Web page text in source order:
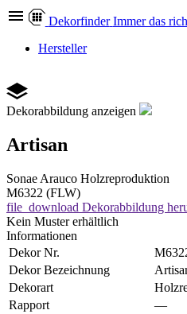
Dekorfinder Immer das
Hersteller
Dekorabbildung anzeigen
Artisan
Sonae Arauco Holzreproduktion
M6322 (FLW)
file_download Dekorabbildung
Kein Muster erhältlich
Informationen
Dekor Nr.
Dekor Bezeichnung
Dekorart
Rapport
—